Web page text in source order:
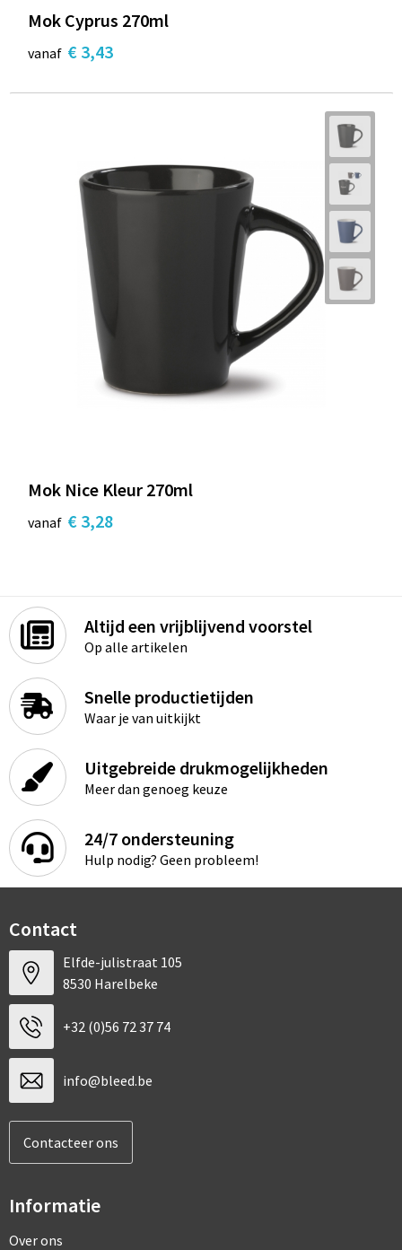
Mok Cyprus 270ml
vanaf € 3,43
Mok Nice Kleur 270ml
vanaf € 3,28
Altijd een vrijblijvend voorstel
Op alle artikelen
Snelle productietijden
Waar je van uitkijkt
Uitgebreide drukmogelijkheden
Meer dan genoeg keuze
24/7 ondersteuning
Hulp nodig? Geen probleem!
Contact
Elfde-julistraat 105
8530 Harelbeke
+32 (0)56 72 37 74
info@bleed.be
Contacteer ons
Informatie
Over ons